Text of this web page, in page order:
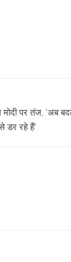
पर तंज, ‘अब
डर रहे हैं’